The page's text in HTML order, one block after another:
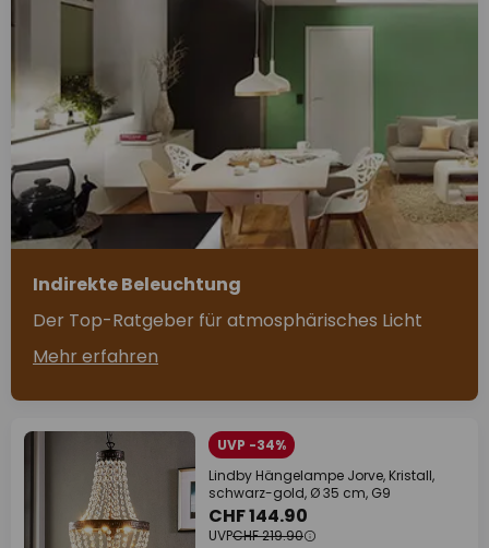
Indirekte Beleuchtung
Der Top-Ratgeber für atmosphärisches Licht
Mehr erfahren
UVP -34%
Lindby Hängelampe Jorve, Kristall,
schwarz-gold, Ø 35 cm, G9
CHF 144.90
UVPCHF 219.90